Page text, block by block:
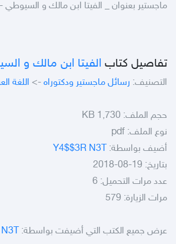
ماجستير بعنوان _ الفيتا ابن مالك و السيوطي
تفاصيل كتاب الفيتا ابن مالك و
التصنيف: رسائل ماجستير ودكتوراه -> اللغة
حجم الملف: 1,730 KB
نوع الملف: pdf
أضيف بواسطة: Y4$$3R N3T
بتاريخ: 19-08-2018
عدد مرات التحميل: 6
مرات الزيارة: 579
عرض جميع الكتب التي أضيفت بواسطة: